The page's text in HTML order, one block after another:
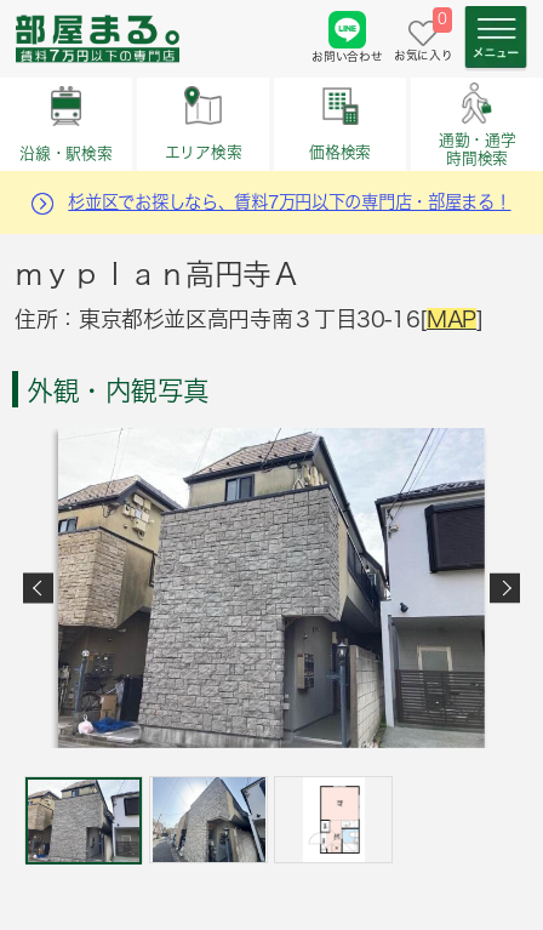
お問い合わせ
0
お気に入り
沿線・駅検索 エリア検索 価格検索
通勤・通学
時間検索
杉並区でお探しなら、賃料7万円以下の専門店・部屋まる！
ｍｙｐｌａｎ高円寺Ａ
住所：東京都杉並区高円寺南３丁目30-16[MAP]
外観・内観写真